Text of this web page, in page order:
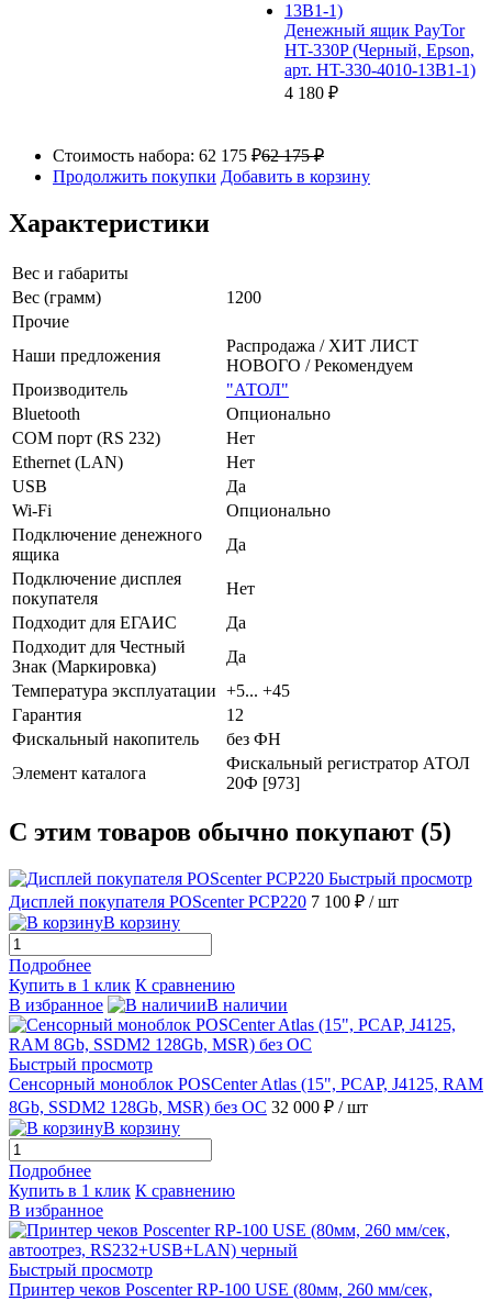
Денежный ящик PayTor
HT-330P (Черный, Epson,
арт. HT-330-4010-13B1-1)
4 180 ₽
Стоимость набора: 62 175 ₽62 175 ₽
Продолжить покупки Добавить в корзину
Характеристики
Вес и габариты
Вес (грамм)
1200
Прочие
Наши предложения
Распродажа / ХИТ ЛИСТ
НОВОГО / Рекомендуем
Производитель
"АТОЛ"
Bluetooth
Опционально
COM порт (RS 232)
Нет
Ethernet (LAN)
Нет
USB
Да
Wi-Fi
Опционально
Подключение денежного
ящика
Да
Подключение дисплея
покупателя
Нет
Подходит для ЕГАИС
Да
Подходит для Честный
Знак (Маркировка)
Да
Температура эксплуатации +5... +45
Гарантия
12
Фискальный накопитель
без ФН
Элемент каталога
Фискальный регистратор АТОЛ
20Ф [973]
С этим товаров обычно покупают (5)
Быстрый просмотр
Дисплей покупателя POScenter PCP220 7 100 ₽ / шт
В корзину
Подробнее
Купить в 1 клик К сравнению
В избранное
В наличии
Быстрый просмотр
Сенсорный моноблок POSCenter Atlas (15", PCAP, J4125, RAM
8Gb, SSDM2 128Gb, MSR) без ОС 32 000 ₽ / шт
В корзину
Подробнее
Купить в 1 клик К сравнению
В избранное
Быстрый просмотр
Принтер чеков Poscenter RP-100 USE (80мм, 260 мм/сек,